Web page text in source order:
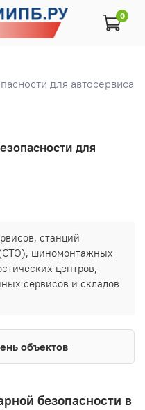
0
для автосервиса
для
станций
шиномонтажных
центров,
сервисов и складов
объектов
безопасности в